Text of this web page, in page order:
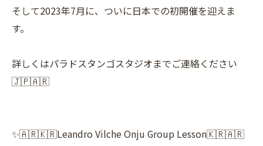
そして2023年7月に、ついに日本での初開催を迎えま
す。
詳しくはパラドスタンゴスタジオまでご連絡ください
🇯🇵🇦🇷
✨🇦🇷🇰🇷Leandro Vilche Onju Group Lesson🇰🇷🇦🇷